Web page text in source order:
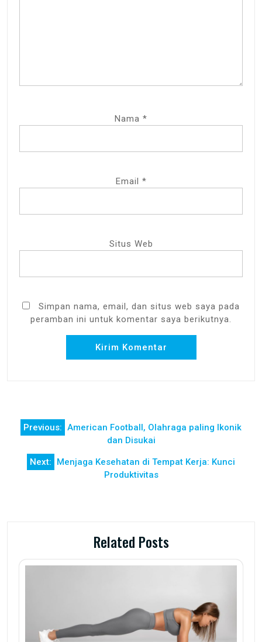
Nama *
Email *
Situs Web
Simpan nama, email, dan situs web saya pada
peramban ini untuk komentar saya berikutnya.
Navigasi
posPrevious: American Football, Olahraga paling Ikonik
dan Disukai
Next:
Menjaga Kesehatan di Tempat Kerja: Kunci
Produktivitas
Related Posts